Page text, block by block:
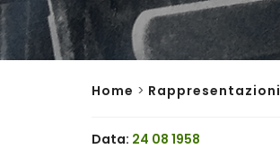
Home > Rappresentazioni
Data: 24 08 1958